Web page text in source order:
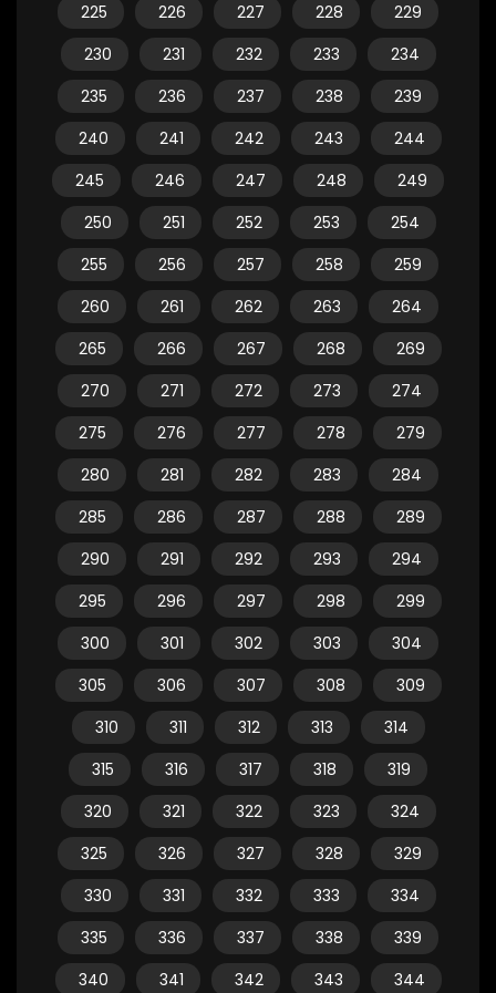
225
226 227 228
229
230
231 232 233
234
235
236 237 238
239
240
241 242 243
244
245
246 247 248
249
250
251 252 253
254
255
256 257 258
259
260
261 262 263
264
265
266 267 268
269
270
271 272 273
274
275
276 277 278
279
280
281 282 283
284
285
286 287 288
289
290
291 292 293
294
295
296 297 298
299
300
301 302 303
304
305
306 307 308
309
310
311 312 313
314
315
316 317 318
319
320
321 322 323
324
325
326 327 328
329
330
331 332 333
334
335
336 337 338
339
340
341 342 343
344